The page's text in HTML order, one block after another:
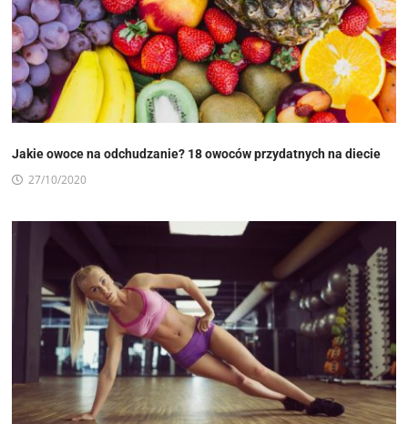
Jakie owoce na odchudzanie? 18 owoców przydatnych na diecie
27/10/2020